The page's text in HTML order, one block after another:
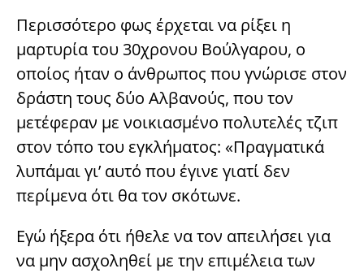
Περισσότερο φως έρχεται να ρίξει η
μαρτυρία του 30χρονου Βούλγαρου, ο
οποίος ήταν ο άνθρωπος που γνώρισε στον
δράστη τους δύο Αλβανούς, που τον
μετέφεραν με νοικιασμένο πολυτελές τζιπ
στον τόπο του εγκλήματος: «Πραγματικά
λυπάμαι γι’ αυτό που έγινε γιατί δεν
περίμενα ότι θα τον σκότωνε.
Εγώ ήξερα ότι ήθελε να τον απειλήσει για
να μην ασχοληθεί με την επιμέλεια των